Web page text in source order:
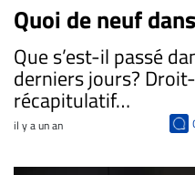
Quoi de neuf
​Que s’est-il passé
derniers jours?
récapitulatif…
il y a un an